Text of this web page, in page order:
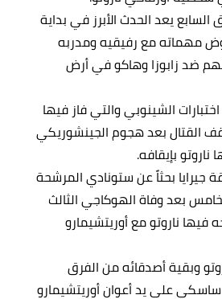
السابع يعد الحدث الأبرز في بداية
مهماته مع رفيقيه ومدربه
ضد زابوزا وهاكو في أرض
الشينوبي والتي فاز فيها
القتال بعد هجوم الجينشوريكي
بإيقافه.
جيرايا بحثاً عن ستونادي المرشحة
بعد وفاة الهوكاجي الثالث
فيها ناروتو مع أوريتشيمارو
وبقية أصدقائه من الفرق
على يد أعوان أوريتشيمارو